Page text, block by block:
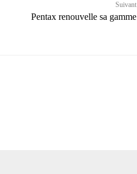
Suivant
Pentax renouvelle sa gamme